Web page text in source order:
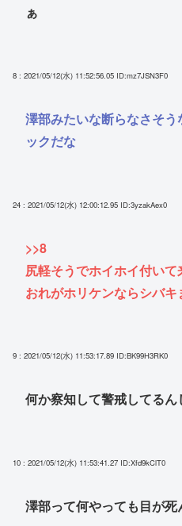
ぁ
8 : 2021/05/12(水) 11:52:56.05 ID:mz7JSN3F0
澤部みたいな断らなさそ
ックだな
24 : 2021/05/12(水) 12:00:12.95 ID:3yzakAex0
>>8
尻軽そうでホイホイ付い
おれがホリケンならシバ
9 : 2021/05/12(水) 11:53:17.89 ID:BK99H3RK0
何か察知して警戒してるん
10 : 2021/05/12(水) 11:53:41.27 ID:Xfd9kClT0
澤部って何やっても目が死